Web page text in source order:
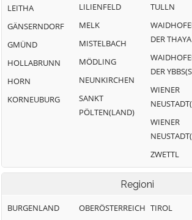
LEITHA
GÄNSERNDORF
GMÜND
HOLLABRUNN
HORN
KORNEUBURG
LILIENFELD
MELK
MISTELBACH
MÖDLING
NEUNKIRCHEN
SANKT
PÖLTEN(LAND)
TULLN
DER THAYA
DER
WIENER
WIENER
ZWETTL
Regioni
BURGENLAND
OBERÖSTERREICH TIROL